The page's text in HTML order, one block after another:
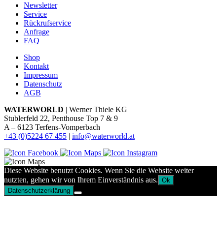
Newsletter
Service
Rückrufservice
Anfrage
FAQ
Shop
Kontakt
Impressum
Datenschutz
AGB
WATERWORLD | Werner Thiele KG
Stublerfeld 22, Penthouse Top 7 & 9
A – 6123 Terfens-Vomperbach
+43 (0)5224 67 455 | info@waterworld.at
Diese Website benutzt Cookies. Wenn Sie die Website weiter
nutzten, gehen wir von Ihrem Einverständnis aus. Ok
Datenschutzerklärung